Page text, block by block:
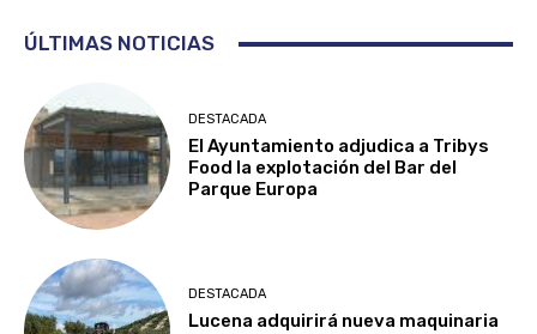
ÚLTIMAS NOTICIAS
DESTACADA
El Ayuntamiento adjudica a Tribys
Food la explotación del Bar del
Parque Europa
DESTACADA
Lucena adquirirá nueva maquinaria